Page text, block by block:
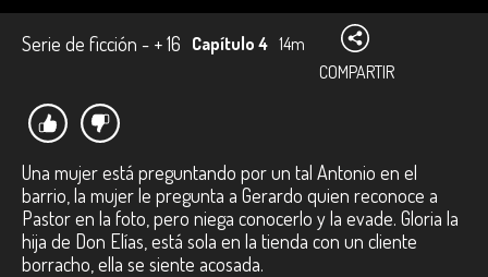
Serie de ficción - + 16 Capítulo 4 14m
COMPARTIR
Una mujer está preguntando por un tal Antonio en el
barrio, la mujer le pregunta a Gerardo quien reconoce a
Pastor en la foto, pero niega conocerlo y la evade. Gloria la
hija de Don Elías, está sola en la tienda con un cliente
borracho, ella se siente acosada.